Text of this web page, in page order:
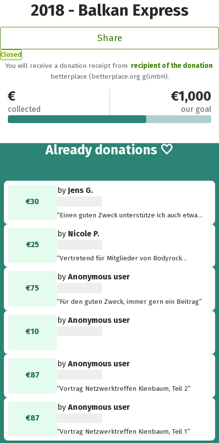
2018 - Balkan Express
Share
Closed
You will receive a donation receipt from recipient of the donation
betterplace (betterplace.org gGmbH).
€681
collected
€1,000
our goal
Already 14
donations 🤍
€30
by Jens G.
“Einen guten Zweck unterstütze ich auch etwas
€25
by Nicole P.
“Vertretend für Mitglieder von Bodyrock
€75
byAnonymous user
“Für den guten Zweck, immer gern ein Beitrag”
€10
byAnonymous user
€87
byAnonymous user
“Vortrag Netzwerktreffen Kienbaum, Teil 2”
€87
byAnonymous user
“Vortrag Netzwerktreffen Kienbaum, Teil 1”